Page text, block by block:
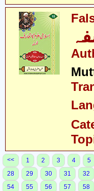
<< 1 2 3 4 5
28
29 30 31 32
54
55 56 57 58